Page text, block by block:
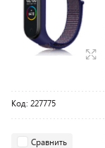
Код: 227775
Сравнить